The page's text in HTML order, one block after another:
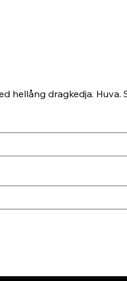
hellång dragkedja. Huva.